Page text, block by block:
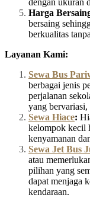
dengan ukuran
Harga
bersaing
berkualitas
Layanan Kami:
Sewa Bus
berbagai jenis
perjalanan
yang
Sewa Hiace:
kelompok kecil
kenyamanan
Sewa Jet Bus
atau
pilihan yang
dapat menjaga
kendaraan.